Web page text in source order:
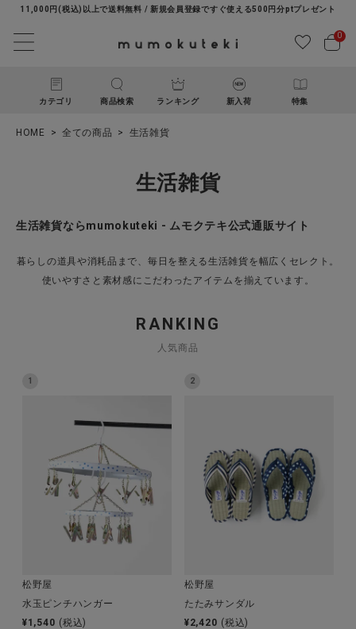
11,000円(税込)以上で送料無料 / 新規会員登録ですぐ使える500円分ptプレゼント
0
カテゴリ 商品検索 ランキング 新入荷 特集
ACCOUNT MENU
ようこそ ゲスト 様
新規会員登録
CATEGORY
ナチュラル服
ファッション雑貨
食品
HOME 全ての商品 生活雑貨
生活雑貨
生活雑貨ならmumokuteki - ムモクテキ公式通販サイト
暮らしの道具や消耗品まで、毎日を整える生活雑貨を幅広くセレクト。
使いやすさと素材感にこだわったアイテムを揃えています。
RANKING
人気商品
1
松野屋
水玉ピンチハンガー
¥1,540 (税込)
2
松野屋
たたみサンダル
¥2,420 (税込)